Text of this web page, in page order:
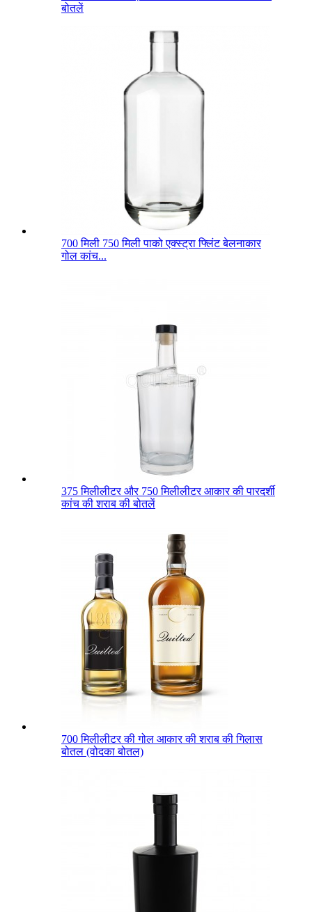
बोतलें
700 मिली 750 मिली पाको एक्स्ट्रा फ्लिंट बेलनाकार
गोल कांच...
375 मिलीलीटर और 750 मिलीलीटर आकार की पारदर्शी
कांच की शराब की बोतलें
700 मिलीलीटर की गोल आकार की शराब की गिलास
बोतल (वोदका बोतल)